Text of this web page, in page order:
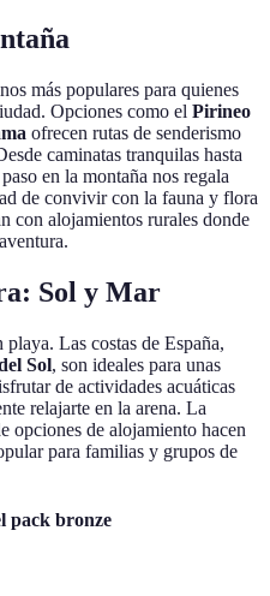
más populares para quienes
Opciones como el Pirineo
ofrecen rutas de senderismo
caminatas tranquilas hasta
en la montaña nos regala
de convivir con la fauna y flora
con alojamientos rurales donde
Sol y Mar
Las costas de España,
Sol, son ideales para unas
de actividades acuáticas
relajarte en la arena. La
opciones de alojamiento hacen
para familias y grupos de
pack bronze